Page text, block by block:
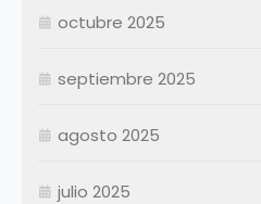
Noviembre
Resumen Permanentes
Noviembre
Resumen Permanentes
octubre 2025
septiembre 2025
agosto 2025
julio 2025